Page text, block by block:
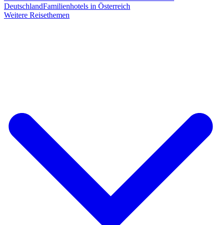
DeutschlandFamilienhotels in Österreich
Weitere Reisethemen